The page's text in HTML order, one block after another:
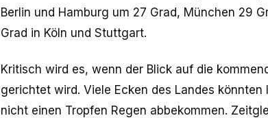
Berlin und Hamburg um 27 Grad, München 29
Grad in Köln und Stuttgart.
Kritisch wird es, wenn der Blick auf die
gerichtet wird. Viele Ecken des Landes könnten
nicht einen Tropfen Regen abbekommen.